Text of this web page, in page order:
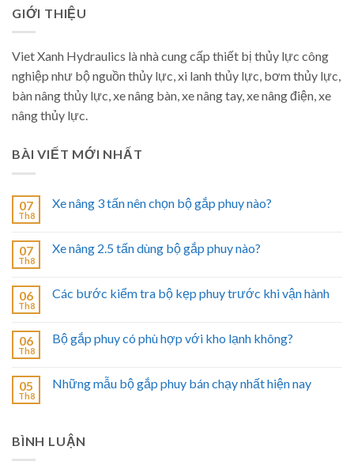
GIỚI THIỆU
Viet Xanh Hydraulics là nhà cung cấp thiết bị thủy lực công
nghiệp như bộ nguồn thủy lực, xi lanh thủy lực, bơm thủy lực,
bàn nâng thủy lực, xe nâng bàn, xe nâng tay, xe nâng điện, xe
nâng thủy lực.
BÀI VIẾT MỚI NHẤT
07
Th8
Xe nâng 3 tấn nên chọn bộ gắp phuy nào?
07
Th8
Xe nâng 2.5 tấn dùng bộ gắp phuy nào?
06
Th8
Các bước kiểm tra bộ kẹp phuy trước khi vận hành
06
Th8
Bộ gắp phuy có phù hợp với kho lạnh không?
05
Th8
Những mẫu bộ gắp phuy bán chạy nhất hiện nay
BÌNH LUẬN